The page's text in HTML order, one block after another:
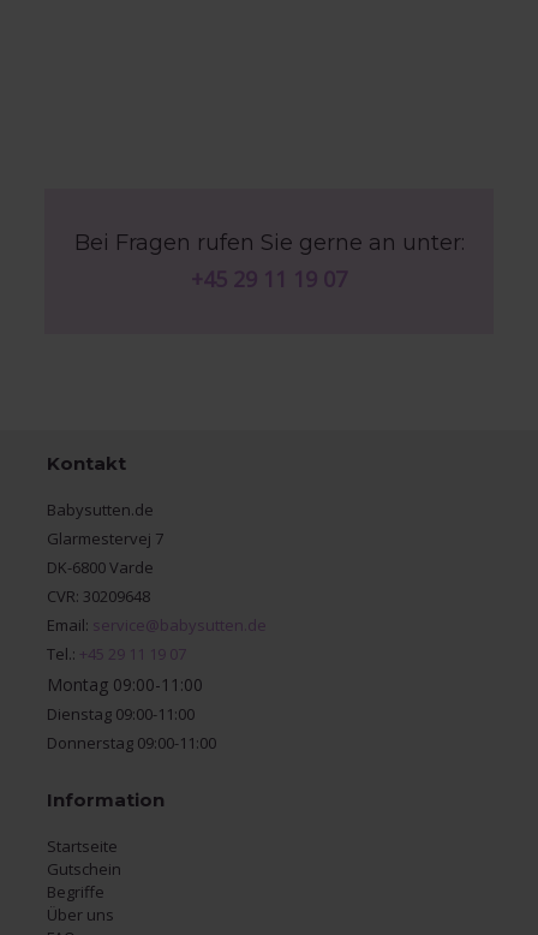
Bei Fragen rufen Sie gerne an unter:
+45 29 11 19 07
Kontakt
Babysutten.de
Glarmestervej 7
DK-6800 Varde
CVR: 30209648
Email: service@babysutten.de
Tel.: +45 29 11 19 07
Montag 09:00-11:00
Dienstag 09:00-11:00
Donnerstag 09:00-11:00
Information
Startseite
Gutschein
Begriffe
Über uns